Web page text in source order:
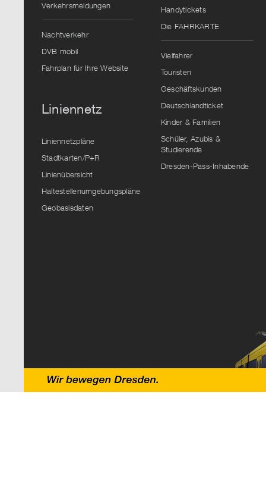
Verkehrsmeldungen
Nachtverkehr
DVB mobil
Fahrplan für Ihre Website
Liniennetz
Liniennetzpläne
Stadtkarten/P+R
Linienübersicht
Haltestellenumgebungspläne
Geobasisdaten
Handytickets
Die FAHRKARTE
Vielfahrer
Touristen
Geschäftskunden
Deutschlandticket
Kinder & Familien
Schüler, Azubis &
Studierende
Dresden-Pass-Inhabende